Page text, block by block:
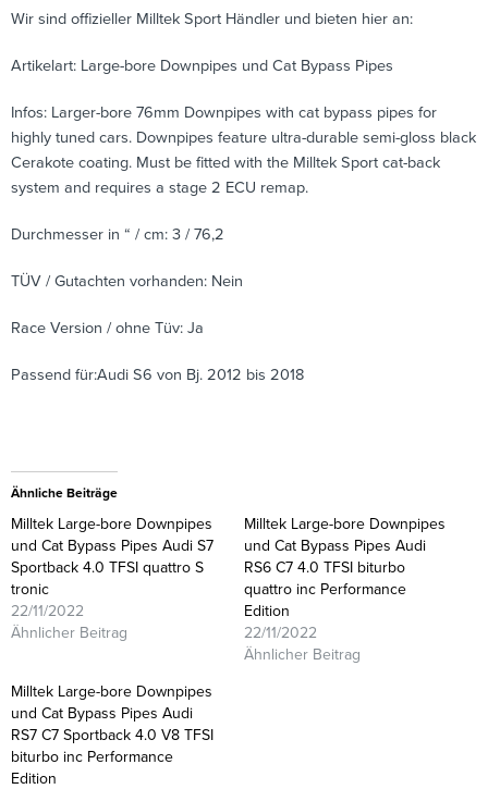
Wir sind offizieller Milltek Sport Händler und bieten hier an:
Artikelart: Large-bore Downpipes und Cat Bypass Pipes
Infos: Larger-bore 76mm Downpipes with cat bypass pipes for
highly tuned cars. Downpipes feature ultra-durable semi-gloss black
Cerakote coating. Must be fitted with the Milltek Sport cat-back
system and requires a stage 2 ECU remap.
Durchmesser in “ / cm: 3 / 76,2
TÜV / Gutachten vorhanden: Nein
Race Version / ohne Tüv: Ja
Passend für:Audi S6 von Bj. 2012 bis 2018
Ähnliche Beiträge
Milltek Large-bore Downpipes
und Cat Bypass Pipes Audi S7
Sportback 4.0 TFSI quattro S
tronic
22/11/2022
Ähnlicher Beitrag
Milltek Large-bore Downpipes
und Cat Bypass Pipes Audi
RS6 C7 4.0 TFSI biturbo
quattro inc Performance
Edition
22/11/2022
Ähnlicher Beitrag
Milltek Large-bore Downpipes
und Cat Bypass Pipes Audi
RS7 C7 Sportback 4.0 V8 TFSI
biturbo inc Performance
Edition